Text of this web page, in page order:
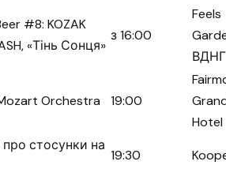
#8: KOZAK
«Тінь Сонця»
з 16:00
Feels
ВДНГ
Orchestra 19:00
Hotel
стосунки на
19:30